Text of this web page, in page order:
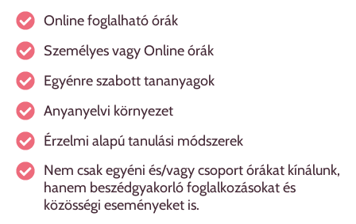
Online foglalható órák
Személyes vagy Online órák
Egyénre szabott tananyagok
Anyanyelvi környezet
Érzelmi alapú tanulási módszerek
Nem csak egyéni és/vagy csoport órákat kínálunk,
hanem beszédgyakorló foglalkozásokat és
közösségi eseményeket is.